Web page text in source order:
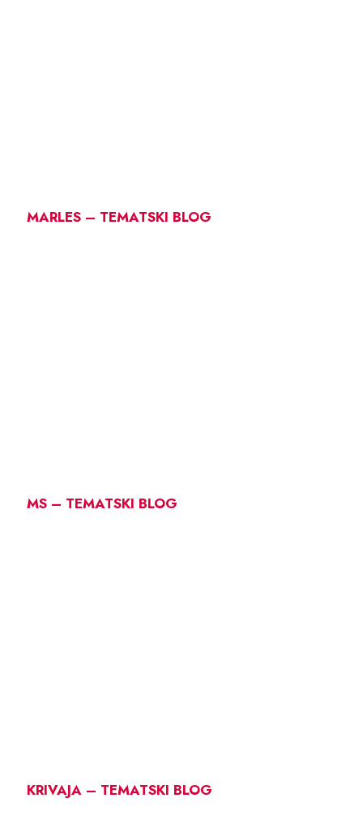
MARLES – TEMATSKI BLOG
MS – TEMATSKI BLOG
KRIVAJA – TEMATSKI BLOG